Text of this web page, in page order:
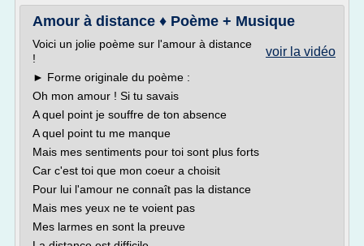
Amour à distance ♦ Poème + Musique
voir la vidéo
Voici un jolie poème sur l'amour à distance
!
► Forme originale du poème :
Oh mon amour ! Si tu savais
A quel point je souffre de ton absence
A quel point tu me manque
Mais mes sentiments pour toi sont plus forts
Car c'est toi que mon coeur a choisit
Pour lui l'amour ne connaît pas la distance
Mais mes yeux ne te voient pas
Mes larmes en sont la preuve